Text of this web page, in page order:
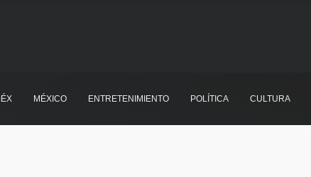
MÉXICO ENTRETENIMIENTO POLÍTICA CULTURA